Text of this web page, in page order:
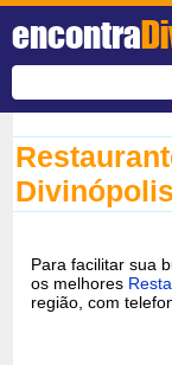
encontra
Divinópolis
Para facilitar sua
os melhores
região, com